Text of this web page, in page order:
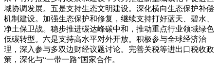
域协调发展。五是支持生态文明建设。深化横向生态保护补偿
机制建设。加强生态保护和修复，继续支持打好蓝天、碧水、
净土保卫战。稳步推进碳达峰碳中和，推动重点行业领域绿色
低碳转型。六是支持高水平对外开放。积极参与全球经济治
理，深入参与多双边财经议题讨论。完善关税等进出口税收政
策，深化与“一带一路”国家合作。